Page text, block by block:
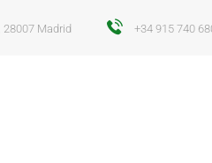
28007 Madrid +34 915 740